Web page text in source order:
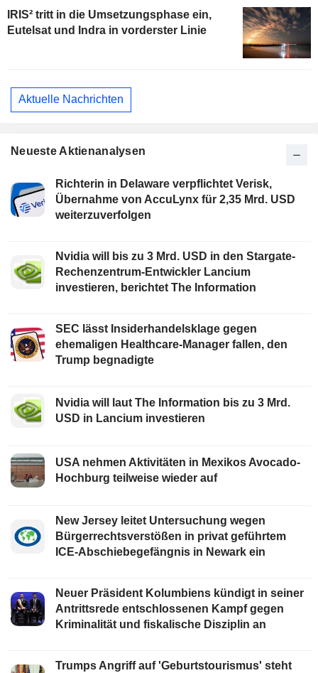
IRIS² tritt in die Umsetzungsphase ein,
Eutelsat und Indra in vorderster Linie
Aktuelle Nachrichten
Neueste Aktienanalysen
Richterin in Delaware verpflichtet Verisk,
Übernahme von AccuLynx für 2,35 Mrd. USD
weiterzuverfolgen
Nvidia will bis zu 3 Mrd. USD in den Stargate-
Rechenzentrum-Entwickler Lancium
investieren, berichtet The Information
SEC lässt Insiderhandelsklage gegen
ehemaligen Healthcare-Manager fallen, den
Trump begnadigte
Nvidia will laut The Information bis zu 3 Mrd.
USD in Lancium investieren
USA nehmen Aktivitäten in Mexikos Avocado-
Hochburg teilweise wieder auf
New Jersey leitet Untersuchung wegen
Bürgerrechtsverstößen in privat geführtem
ICE-Abschiebegefängnis in Newark ein
Neuer Präsident Kolumbiens kündigt in seiner
Antrittsrede entschlossenen Kampf gegen
Kriminalität und fiskalische Disziplin an
Trumps Angriff auf 'Geburtstourismus' steht